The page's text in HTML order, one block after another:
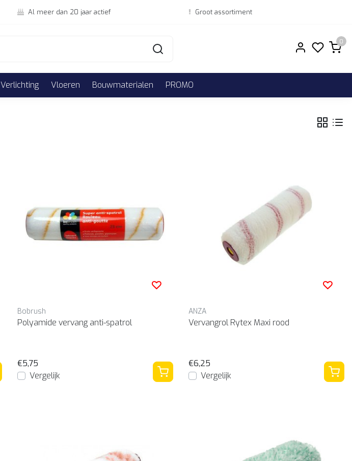
Al meer dan 20 jaar actief Groot assortiment
0
Verlichting Vloeren Bouwmaterialen PROMO
Bobrush
Polyamide vervang anti-spatrol
€5,75
Vergelijk
ANZA
Vervangrol Rytex Maxi rood
€6,25
Vergelijk